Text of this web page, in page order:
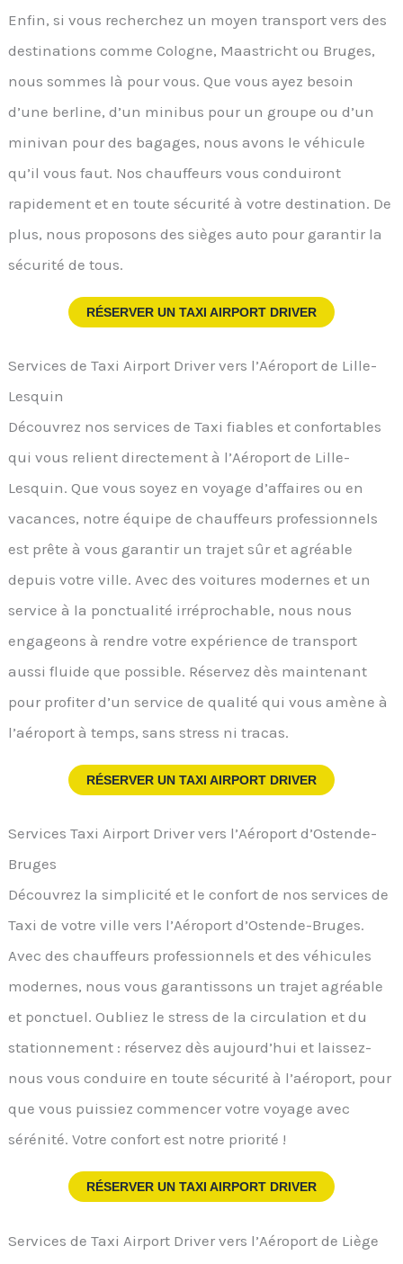
Enfin, si vous recherchez un moyen transport vers des
destinations comme Cologne, Maastricht ou Bruges,
nous sommes là pour vous. Que vous ayez besoin
d’une berline, d’un minibus pour un groupe ou d’un
minivan pour des bagages, nous avons le véhicule
qu’il vous faut. Nos chauffeurs vous conduiront
rapidement et en toute sécurité à votre destination. De
plus, nous proposons des sièges auto pour garantir la
sécurité de tous.
RÉSERVER UN TAXI AIRPORT DRIVER
Services de Taxi Airport Driver vers l’Aéroport de Lille-
Lesquin
Découvrez nos services de Taxi fiables et confortables
qui vous relient directement à l’Aéroport de Lille-
Lesquin. Que vous soyez en voyage d’affaires ou en
vacances, notre équipe de chauffeurs professionnels
est prête à vous garantir un trajet sûr et agréable
depuis votre ville. Avec des voitures modernes et un
service à la ponctualité irréprochable, nous nous
engageons à rendre votre expérience de transport
aussi fluide que possible. Réservez dès maintenant
pour profiter d’un service de qualité qui vous amène à
l’aéroport à temps, sans stress ni tracas.
RÉSERVER UN TAXI AIRPORT DRIVER
Services Taxi Airport Driver vers l’Aéroport d’Ostende-
Bruges
Découvrez la simplicité et le confort de nos services de
Taxi de votre ville vers l’Aéroport d’Ostende-Bruges.
Avec des chauffeurs professionnels et des véhicules
modernes, nous vous garantissons un trajet agréable
et ponctuel. Oubliez le stress de la circulation et du
stationnement : réservez dès aujourd’hui et laissez-
nous vous conduire en toute sécurité à l’aéroport, pour
que vous puissiez commencer votre voyage avec
sérénité. Votre confort est notre priorité !
RÉSERVER UN TAXI AIRPORT DRIVER
Services de Taxi Airport Driver vers l’Aéroport de Liège